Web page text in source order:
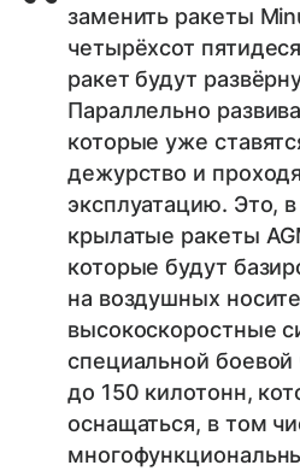
заменить ракеты
четырёхсот
ракет будут
Параллельно
которые уже
дежурство и
эксплуатацию. Это,
крылатые ракеты
которые будут
на воздушных
высокоскоростные
специальной
до 150 килотонн,
оснащаться, в том